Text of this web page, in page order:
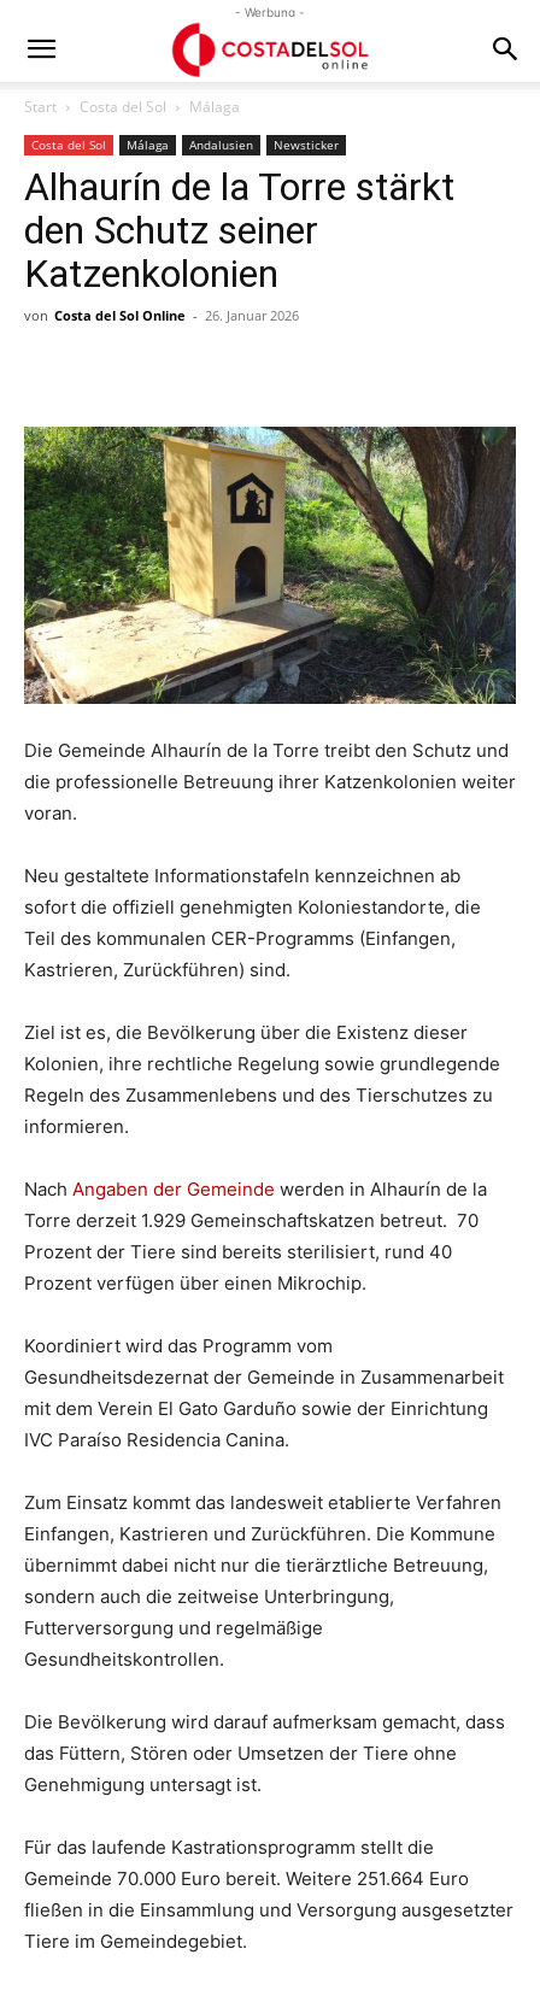
- Werbung -
Start Costa del Sol Málaga
Costa del Sol Málaga Andalusien Newsticker
Alhaurín de la Torre stärkt
den Schutz seiner
Katzenkolonien
von Costa del Sol Online - 26. Januar 2026
Die Gemeinde Alhaurín de la Torre treibt den Schutz und
die professionelle Betreuung ihrer Katzenkolonien weiter
voran.
Neu gestaltete Informationstafeln kennzeichnen ab
sofort die offiziell genehmigten Koloniestandorte, die
Teil des kommunalen CER-Programms (Einfangen,
Kastrieren, Zurückführen) sind.
Ziel ist es, die Bevölkerung über die Existenz dieser
Kolonien, ihre rechtliche Regelung sowie grundlegende
Regeln des Zusammenlebens und des Tierschutzes zu
informieren.
Nach Angaben der Gemeinde werden in Alhaurín de la
Torre derzeit 1.929 Gemeinschaftskatzen betreut. 70
Prozent der Tiere sind bereits sterilisiert, rund 40
Prozent verfügen über einen Mikrochip.
Koordiniert wird das Programm vom
Gesundheitsdezernat der Gemeinde in Zusammenarbeit
mit dem Verein El Gato Garduño sowie der Einrichtung
IVC Paraíso Residencia Canina.
Zum Einsatz kommt das landesweit etablierte Verfahren
Einfangen, Kastrieren und Zurückführen. Die Kommune
übernimmt dabei nicht nur die tierärztliche Betreuung,
sondern auch die zeitweise Unterbringung,
Futterversorgung und regelmäßige
Gesundheitskontrollen.
Die Bevölkerung wird darauf aufmerksam gemacht, dass
das Füttern, Stören oder Umsetzen der Tiere ohne
Genehmigung untersagt ist.
Für das laufende Kastrationsprogramm stellt die
Gemeinde 70.000 Euro bereit. Weitere 251.664 Euro
fließen in die Einsammlung und Versorgung ausgesetzter
Tiere im Gemeindegebiet.